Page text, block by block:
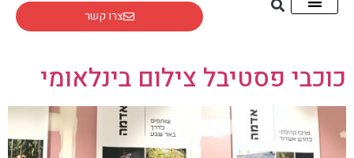
צרו קשר
כוכבי פסטיבל צילום בינלאומי